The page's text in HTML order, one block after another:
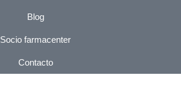
Blog
Socio farmacenter
Contacto